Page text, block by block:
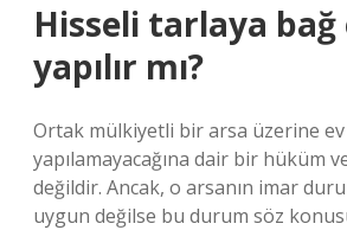
Hisseli tarlaya bağ
yapılır mı?
Ortak mülkiyetli bir arsa üzerine ev
yapılamayacağına dair bir hüküm
değildir. Ancak, o arsanın imar
uygun değilse bu durum söz